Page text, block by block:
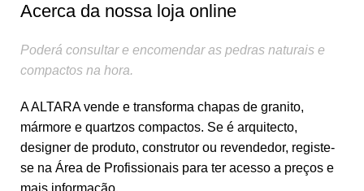
Acerca da nossa loja online
Poderá consultar e encomendar as pedras naturais e
compactos na hora.
A ALTARA vende e transforma chapas de granito,
mármore e quartzos compactos. Se é arquitecto,
designer de produto, construtor ou revendedor, registe-
se na Área de Profissionais para ter acesso a preços e
mais informação.